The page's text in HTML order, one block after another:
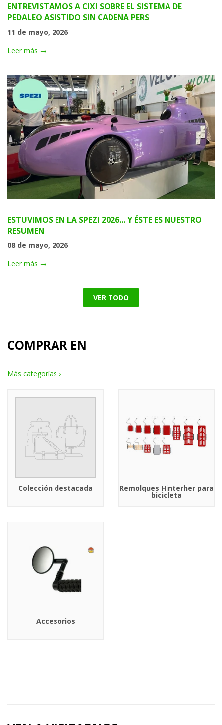
ENTREVISTAMOS A CIXI SOBRE EL SISTEMA DE
PEDALEO ASISTIDO SIN CADENA PERS
11 de mayo, 2026
Leer más →
ESTUVIMOS EN LA SPEZI 2026... Y ÉSTE ES NUESTRO
RESUMEN
08 de mayo, 2026
Leer más →
VER TODO
COMPRAR EN
Más categorías ›
Colección destacada Remolques Hinterher para
bicicleta
Accesorios